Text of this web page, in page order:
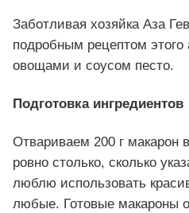
Заботливая хозяйка Аза
подробным рецептом этого
овощами и соусом песто.
Подготовка ингредиентов
Отвариваем 200 г макарон
ровно столько, сколько
люблю использовать
любые. Готовые макароны